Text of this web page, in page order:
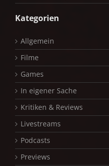
Kategorien
Allgemein
Filme
Games
In eigener Sache
Kritiken & Reviews
Livestreams
Podcasts
Previews